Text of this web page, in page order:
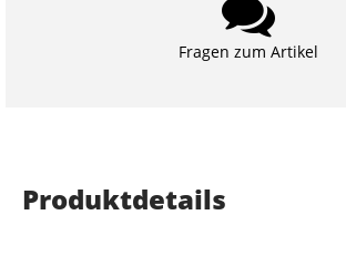
Fragen zum Artikel
Produktdetails